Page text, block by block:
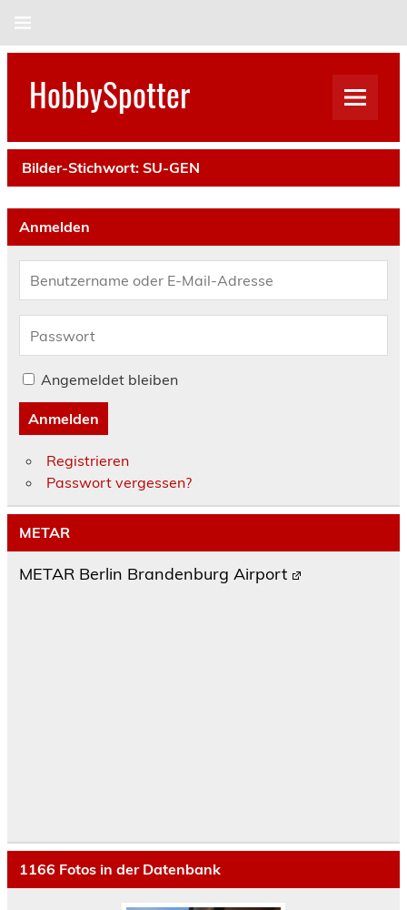
HobbySpotter
Bilder-Stichwort: SU-GEN
Anmelden
Angemeldet bleiben
Anmelden
Registrieren
Passwort vergessen?
METAR
METAR Berlin Brandenburg Airport
1166 Fotos in der Datenbank